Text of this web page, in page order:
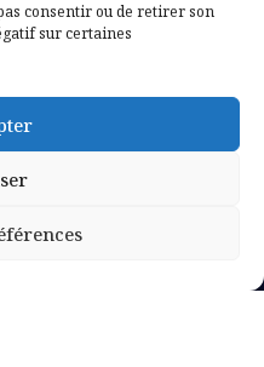
consentir ou de retirer son
sur certaines